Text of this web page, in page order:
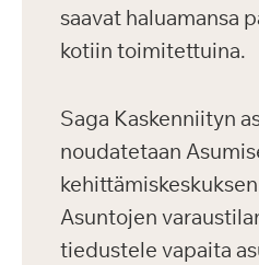
saavat haluamansa
kotiin toimitettuina.
Saga Kaskenniityn
noudatetaan
Asuntojen
tiedustele vapaita